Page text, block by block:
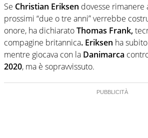
Se Christian Eriksen dovesse rimanere
prossimi “due o tre anni” verrebbe
onore, ha dichiaratoThomas Frank,
compagine britannica. Eriksen ha
mentre giocava con la Danimarca
2020, ma è sopravvissuto.